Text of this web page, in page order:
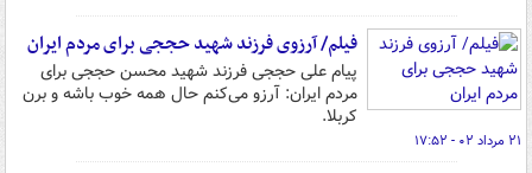
فیلم/ آرزوی فرزند شهید حججی برای مردم ایران
پیام علی حججی فرزند شهید محسن حججی برای
مردم ایران: آرزو می‌کنم حال همه خوب باشه و برن
کربلا.
۲۱ مرداد ۰۲ - ۱۷:۵۲